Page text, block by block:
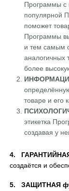
Программы с
популярной
поможет
Программы
и тем самым
аналогичных
более
товаре и его
этикетка
создавая у
4.
создаётся и
5. ЗАЩИТНАЯ